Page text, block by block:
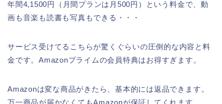
年間4,1500円（月間プランは月500円）という料金で、動
画も音楽も読書も写真もできる・・・
サービス受けてるこちらが驚くぐらいの圧倒的な内容と料
金です。Amazonプライムの会員特典はお得すぎます。
Amazonは変な商品がきたら、基本的には返品できます。
万一商品が届かなくてもAmazonが保証してくれます。